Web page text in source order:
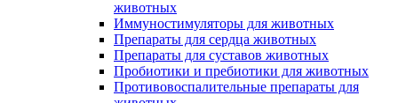
животных
Иммуностимуляторы для животных
Препараты для сердца животных
Препараты для суставов животных
Пробиотики и пребиотики для животных
Противовоспалительные препараты для